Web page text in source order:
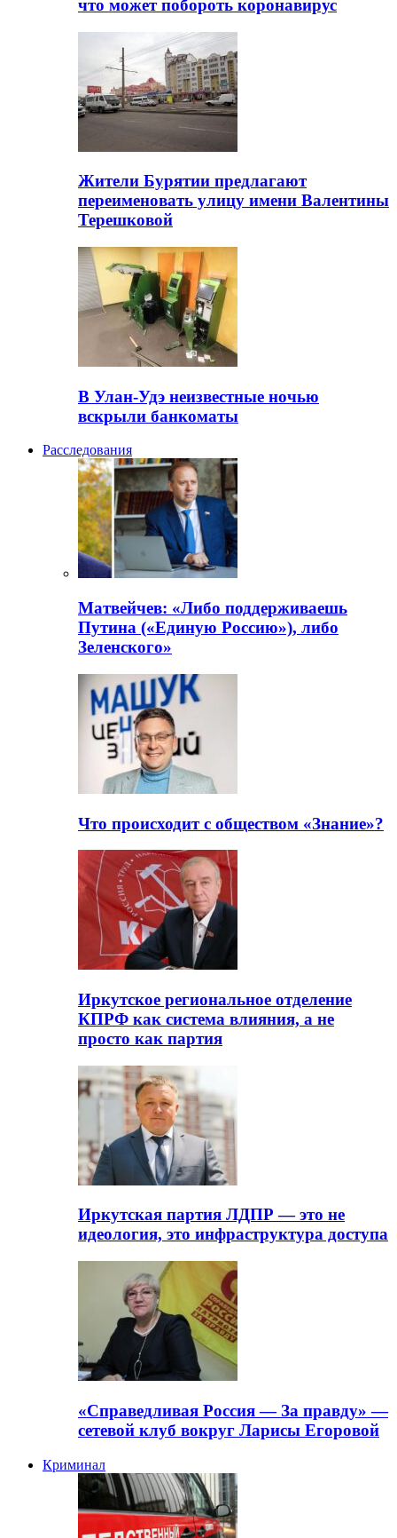
что может побороть коронавирус
Жители Бурятии предлагают
переименовать улицу имени Валентины
Терешковой
В Улан-Удэ неизвестные ночью
вскрыли банкоматы
Расследования
Матвейчев: «Либо поддерживаешь
Путина («Единую Россию»), либо
Зеленского»
Что происходит с обществом «Знание»?
Иркутское региональное отделение
КПРФ как система влияния, а не
просто как партия
Иркутская партия ЛДПР — это не
идеология, это инфраструктура доступа
«Справедливая Россия — За правду» —
сетевой клуб вокруг Ларисы Егоровой
Криминал